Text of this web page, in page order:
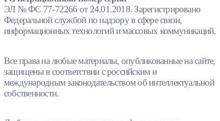
ЭЛ № ФС 77-72266 от 24.01.2018. Зарегистрировано
Федеральной службой по надзору в сфере связи,
информационных технологий и массовых коммуникаций.
Все права на любые материалы, опубликованные на сайте,
защищены в соответствии с российским и
международным законодательством об интеллектуальной
собственности.